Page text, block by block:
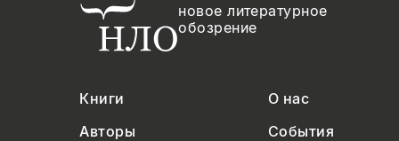
новое литературное
обозрение
Книги
О нас
Авторы
События